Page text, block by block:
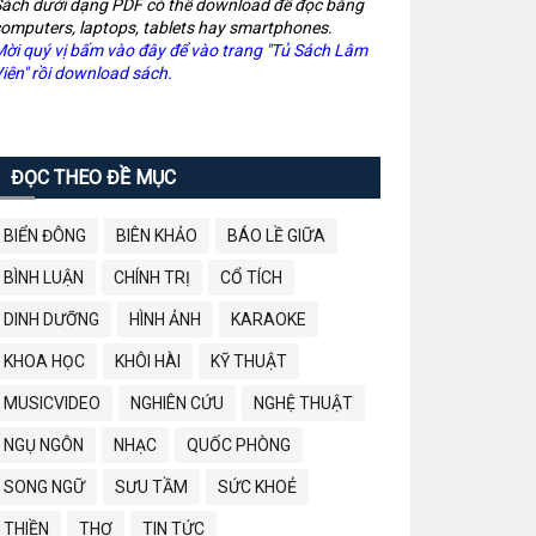
dưới dạng PDF có thể download để đọc bằng
laptops, tablets hay smartphones.
quý vị bấm vào đây để vào trang "Tủ Sách Lâm
rồi download sách.
ĐỌC THEO ĐỀ MỤC
BIỂN ĐÔNG BIÊN KHẢO BÁO LỀ GIỮA
BÌNH LUẬN CHÍNH TRỊ CỔ TÍCH
DINH DƯỠNG HÌNH ẢNH KARAOKE
KHOA HỌC KHÔI HÀI KỸ THUẬT
MUSICVIDEO NGHIÊN CỨU NGHỆ THUẬT
NGỤ NGÔN NHẠC QUỐC PHÒNG
SONG NGỮ SƯU TẦM SỨC KHOẺ
THIỀN THƠ TIN TỨC